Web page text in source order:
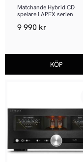
Matchande Hybrid CD
spelare i APEX serien
9 990 kr